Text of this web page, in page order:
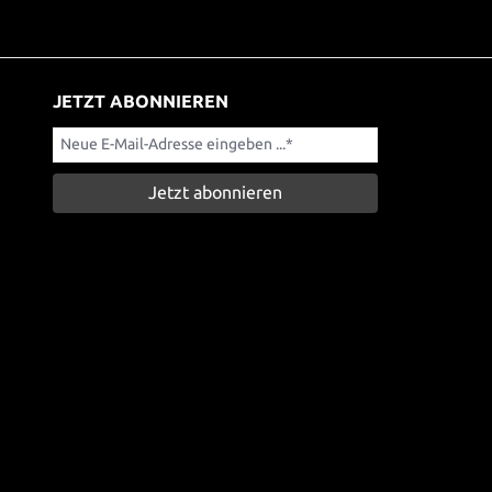
JETZT ABONNIEREN
Jetzt abonnieren